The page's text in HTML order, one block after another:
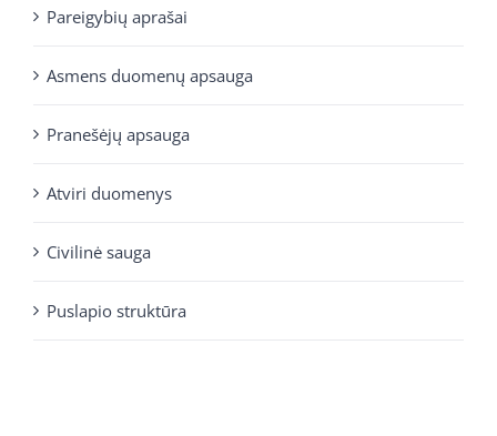
Pareigybių aprašai
Asmens duomenų apsauga
Pranešėjų apsauga
Atviri duomenys
Civilinė sauga
Puslapio struktūra